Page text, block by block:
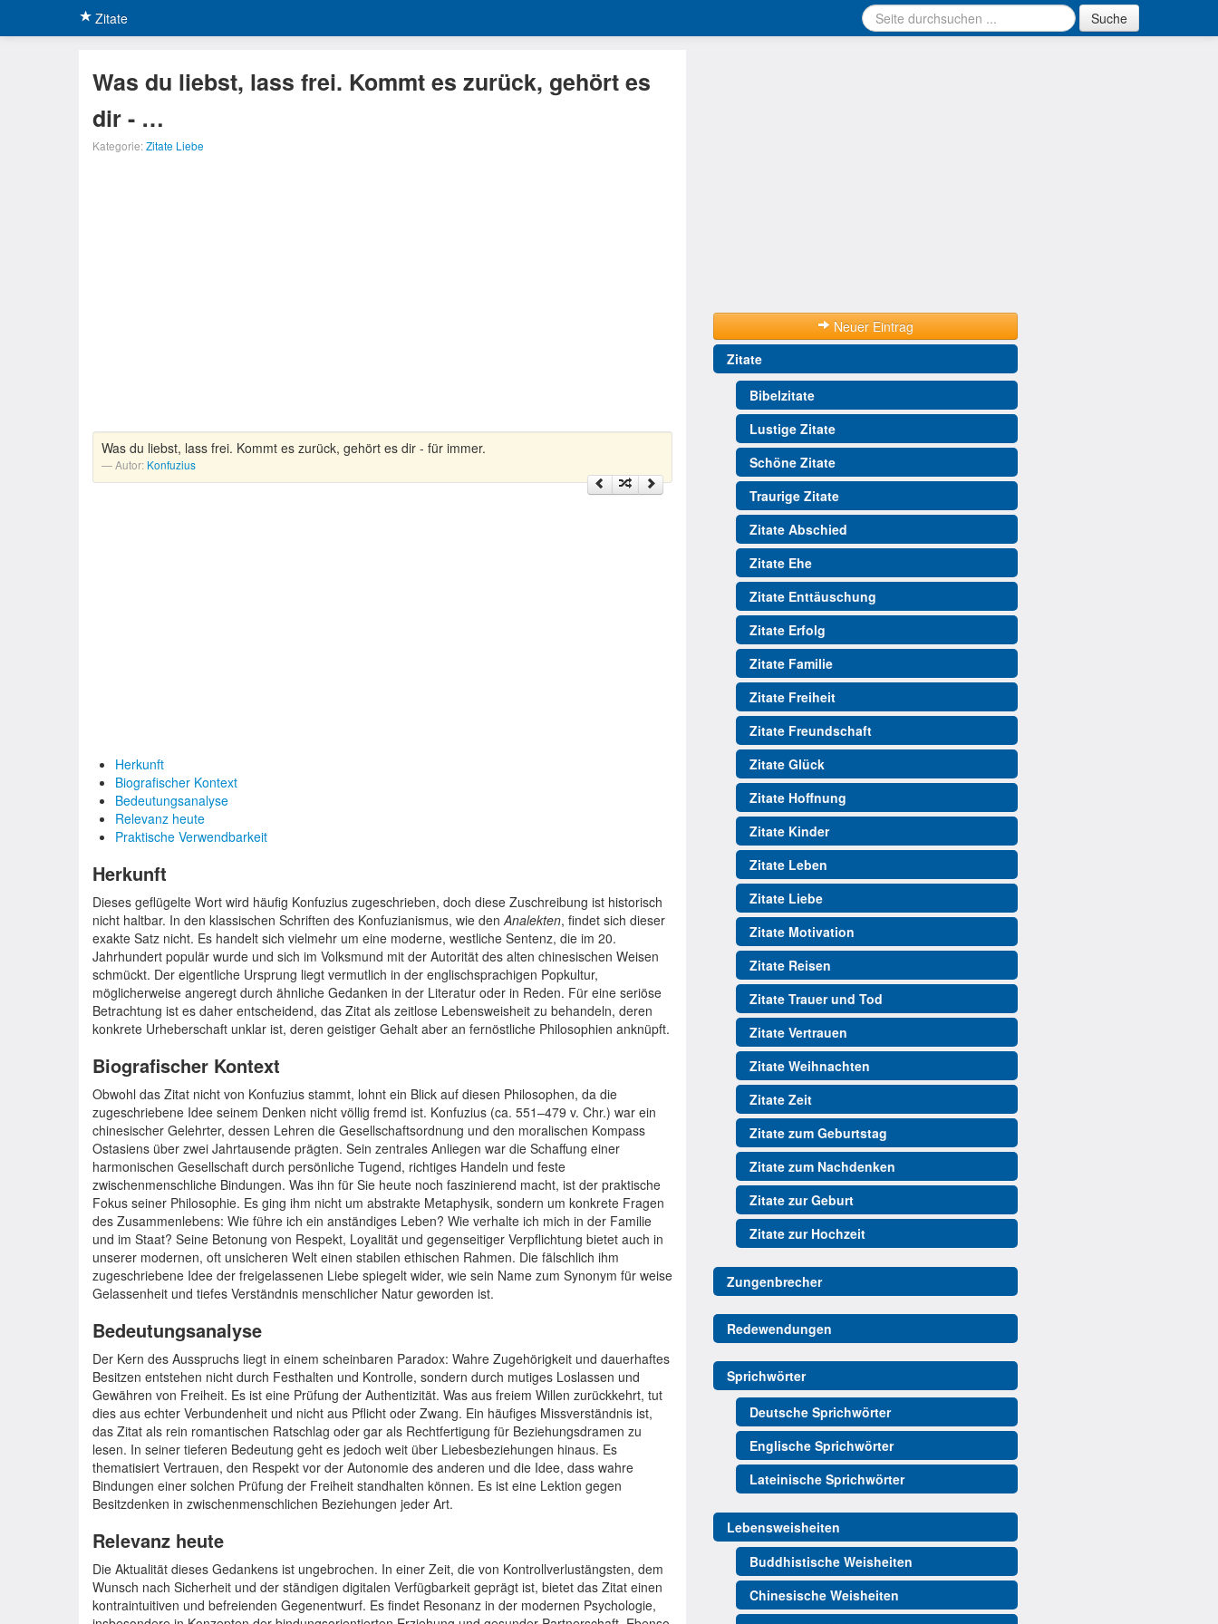
Zitate Suche
Was du liebst, lass frei. Kommt es zurück, gehört es
dir - …
Kategorie:Zitate Liebe
Was du liebst, lass frei. Kommt es zurück, gehört es dir - für immer.
Autor: Konfuzius
Herkunft
Biografischer Kontext
Bedeutungsanalyse
Relevanz heute
Praktische Verwendbarkeit
Herkunft
Dieses geflügelte Wort wird häufig Konfuzius zugeschrieben, doch diese Zuschreibung ist historisch
nicht haltbar. In den klassischen Schriften des Konfuzianismus, wie denAnalekten, findet sich dieser
exakte Satz nicht. Es handelt sich vielmehr um eine moderne, westliche Sentenz, die im 20.
Jahrhundert populär wurde und sich im Volksmund mit der Autorität des alten chinesischen Weisen
schmückt. Der eigentliche Ursprung liegt vermutlich in der englischsprachigen Popkultur,
möglicherweise angeregt durch ähnliche Gedanken in der Literatur oder in Reden. Für eine seriöse
Betrachtung ist es daher entscheidend, das Zitat als zeitlose Lebensweisheit zu behandeln, deren
konkrete Urheberschaft unklar ist, deren geistiger Gehalt aber an fernöstliche Philosophien anknüpft.
Biografischer Kontext
Obwohl das Zitat nicht von Konfuzius stammt, lohnt ein Blick auf diesen Philosophen, da die
zugeschriebene Idee seinem Denken nicht völlig fremd ist. Konfuzius (ca. 551–479 v. Chr.) war ein
chinesischer Gelehrter, dessen Lehren die Gesellschaftsordnung und den moralischen Kompass
Ostasiens über zwei Jahrtausende prägten. Sein zentrales Anliegen war die Schaffung einer
harmonischen Gesellschaft durch persönliche Tugend, richtiges Handeln und feste
zwischenmenschliche Bindungen. Was ihn für Sie heute noch faszinierend macht, ist der praktische
Fokus seiner Philosophie. Es ging ihm nicht um abstrakte Metaphysik, sondern um konkrete Fragen
des Zusammenlebens: Wie führe ich ein anständiges Leben? Wie verhalte ich mich in der Familie
und im Staat? Seine Betonung von Respekt, Loyalität und gegenseitiger Verpflichtung bietet auch in
unserer modernen, oft unsicheren Welt einen stabilen ethischen Rahmen. Die fälschlich ihm
zugeschriebene Idee der freigelassenen Liebe spiegelt wider, wie sein Name zum Synonym für weise
Gelassenheit und tiefes Verständnis menschlicher Natur geworden ist.
Bedeutungsanalyse
Der Kern des Ausspruchs liegt in einem scheinbaren Paradox: Wahre Zugehörigkeit und dauerhaftes
Besitzen entstehen nicht durch Festhalten und Kontrolle, sondern durch mutiges Loslassen und
Gewähren von Freiheit. Es ist eine Prüfung der Authentizität. Was aus freiem Willen zurückkehrt, tut
dies aus echter Verbundenheit und nicht aus Pflicht oder Zwang. Ein häufiges Missverständnis ist,
das Zitat als rein romantischen Ratschlag oder gar als Rechtfertigung für Beziehungsdramen zu
lesen. In seiner tieferen Bedeutung geht es jedoch weit über Liebesbeziehungen hinaus. Es
thematisiert Vertrauen, den Respekt vor der Autonomie des anderen und die Idee, dass wahre
Bindungen einer solchen Prüfung der Freiheit standhalten können. Es ist eine Lektion gegen
Besitzdenken in zwischenmenschlichen Beziehungen jeder Art.
Relevanz heute
Die Aktualität dieses Gedankens ist ungebrochen. In einer Zeit, die von Kontrollverlustängsten, dem
Wunsch nach Sicherheit und der ständigen digitalen Verfügbarkeit geprägt ist, bietet das Zitat einen
kontraintuitiven und befreienden Gegenentwurf. Es findet Resonanz in der modernen Psychologie,
Neuer Eintrag
Zitate
Bibelzitate
Lustige Zitate
Schöne Zitate
Traurige Zitate
Zitate Abschied
Zitate Ehe
Zitate Enttäuschung
Zitate Erfolg
Zitate Familie
Zitate Freiheit
Zitate Freundschaft
Zitate Glück
Zitate Hoffnung
Zitate Kinder
Zitate Leben
Zitate Liebe
Zitate Motivation
Zitate Reisen
Zitate Trauer und Tod
Zitate Vertrauen
Zitate Weihnachten
Zitate Zeit
Zitate zum Geburtstag
Zitate zum Nachdenken
Zitate zur Geburt
Zitate zur Hochzeit
Zungenbrecher
Redewendungen
Sprichwörter
Deutsche Sprichwörter
Englische Sprichwörter
Lateinische Sprichwörter
Lebensweisheiten
Buddhistische Weisheiten
Chinesische Weisheiten